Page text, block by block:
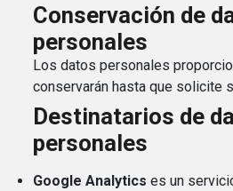
Conservación de
personales
Los datos personales
conservarán hasta que solicite
Destinatarios de
personales
Google Analytics es un